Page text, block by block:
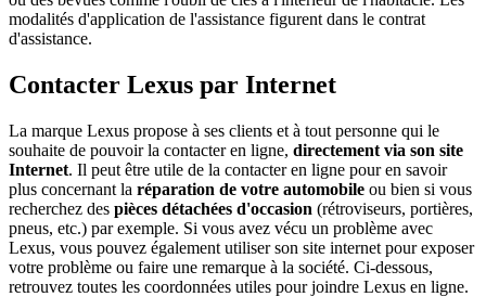
modalités d'application de l'assistance figurent dans le contrat
d'assistance.
Contacter Lexus par Internet
La marque Lexus propose à ses clients et à tout personne qui le
souhaite de pouvoir la contacter en ligne, directement via son site
Internet. Il peut être utile de la contacter en ligne pour en savoir
plus concernant la réparation de votre automobile ou bien si vous
recherchez des pièces détachées d'occasion (rétroviseurs, portières,
pneus, etc.) par exemple. Si vous avez vécu un problème avec
Lexus, vous pouvez également utiliser son site internet pour exposer
votre problème ou faire une remarque à la société. Ci-dessous,
retrouvez toutes les coordonnées utiles pour joindre Lexus en ligne.